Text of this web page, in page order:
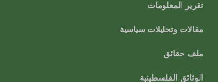
تقرير المعلومات
مقالات وتحليلات سياسية
ملف حقائق
الوثائق الفلسطينية